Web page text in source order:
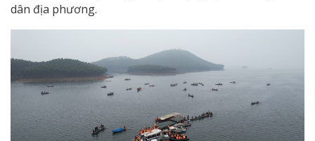
dân địa phương.